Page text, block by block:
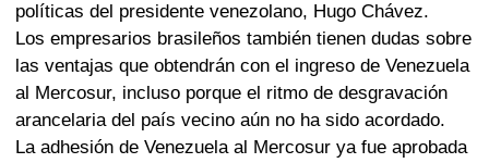
políticas del presidente venezolano, Hugo Chávez.
Los empresarios brasileños también tienen dudas sobre
las ventajas que obtendrán con el ingreso de Venezuela
al Mercosur, incluso porque el ritmo de desgravación
arancelaria del país vecino aún no ha sido acordado.
La adhesión de Venezuela al Mercosur ya fue aprobada